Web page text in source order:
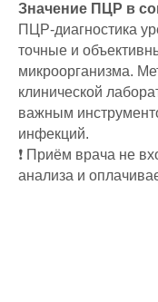
Значение ПЦР в
ПЦР-диагностика
точные и
микроорганизма.
клинической
важным
инфекций.
❗ Приём врача не
анализа и